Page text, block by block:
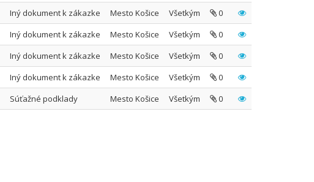
Iný dokument k zákazke Mesto Košice Všetkým
0
Iný dokument k zákazke Mesto Košice Všetkým
0
Iný dokument k zákazke Mesto Košice Všetkým
0
Iný dokument k zákazke Mesto Košice Všetkým
0
Súťažné podklady Mesto Košice Všetkým 0